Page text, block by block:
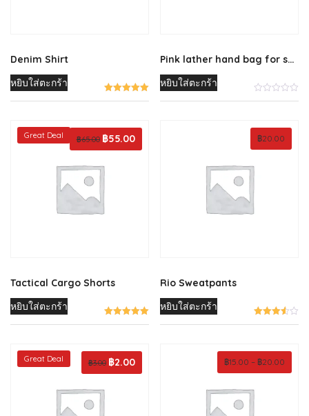
Denim Shirt
หยิบใส่ตะกร้า
Pink lather hand bag for sale
หยิบใส่ตะกร้า
Great Deal
Tactical Cargo Shorts
฿65.00 Original
price
was:
฿55.00Current
price
หยิบใส่ตะกร้า
Rio Sweatpants
฿20.00
หยิบใส่ตะกร้า
Great Deal ฿3.00 Original
price
฿2.00Current
price
฿15.00 – ฿20.00